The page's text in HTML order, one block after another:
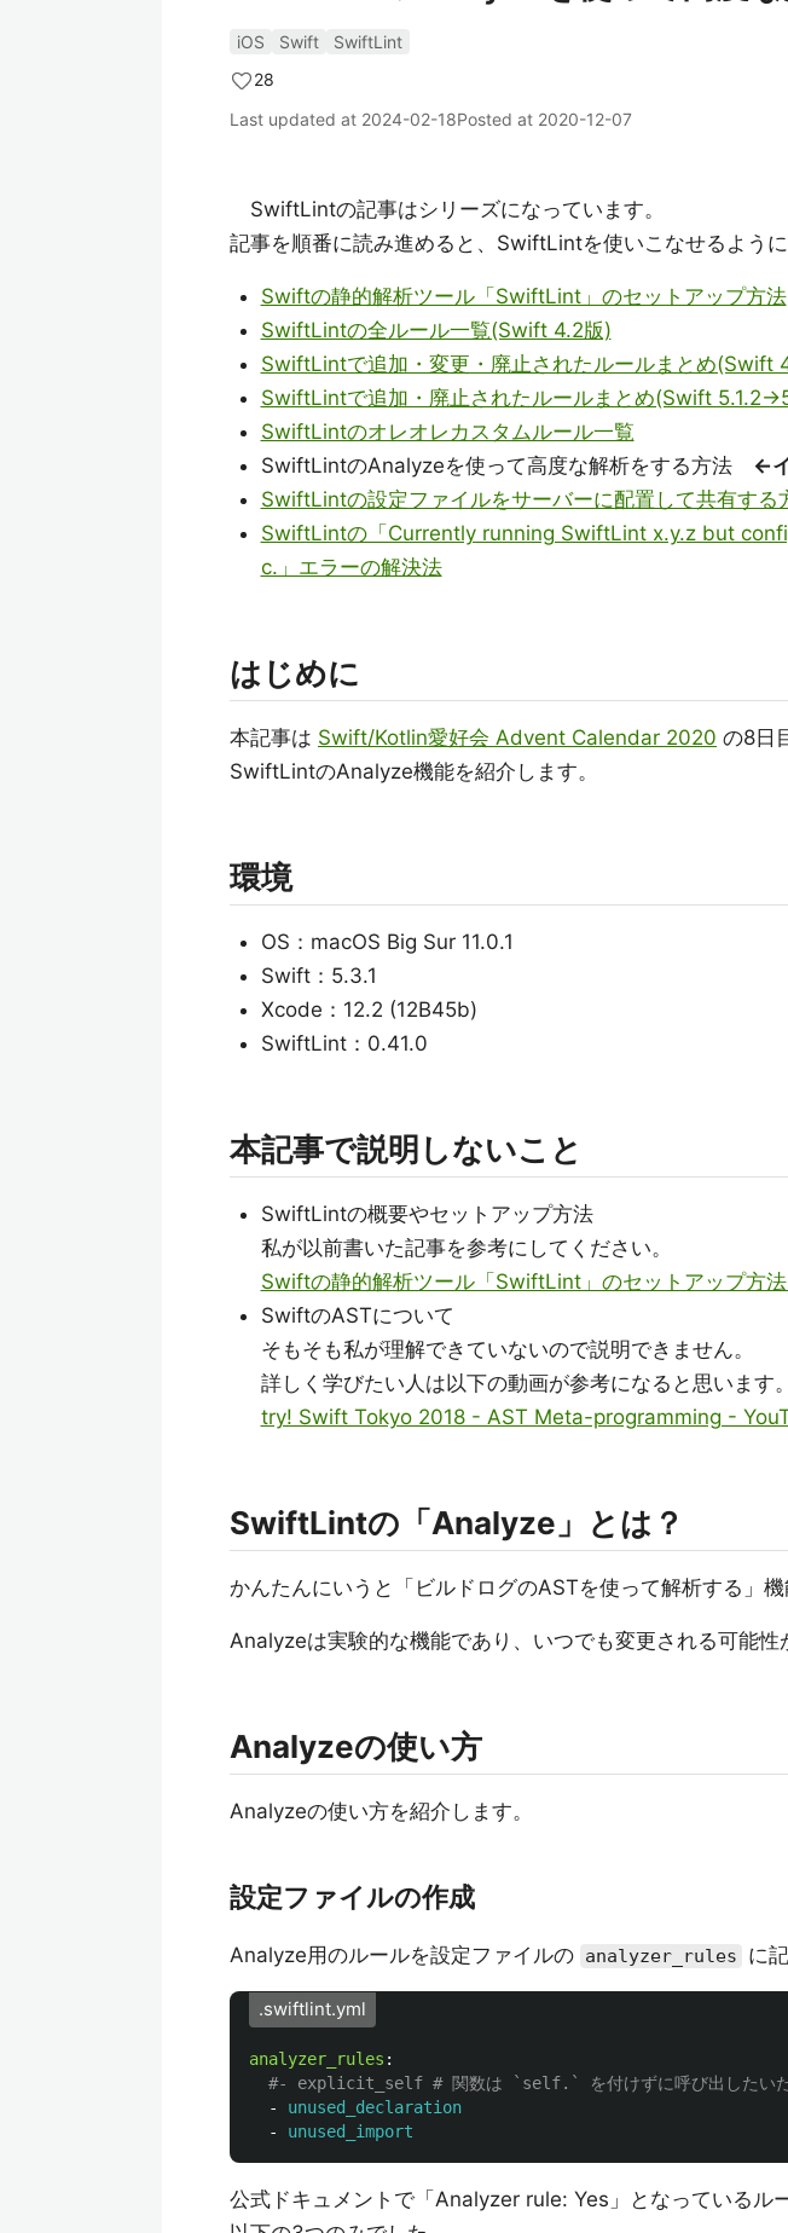
iOS Swift
SwiftLint
28
Last updated at 2024-02-18Posted at 2020-12-07
SwiftLintの記事はシリーズになっています。
記事を順番に読み進めると、SwiftLintを使いこなせるように
Swiftの静的解析ツール「SwiftLint」のセットアップ方法
SwiftLintの全ルール一覧(Swift 4.2版)
SwiftLintで追加・変更・廃止されたルールまとめ(Swift
SwiftLintで追加・廃止されたルールまとめ(Swift
SwiftLintのオレオレカスタムルール一覧
SwiftLintのAnalyzeを使って高度な解析をする方法 ←
SwiftLintの設定ファイルをサーバーに配置して共有する
SwiftLintの「Currently running SwiftLint x.y.z but
c.」エラーの解決法
はじめに
本記事は Swift/Kotlin愛好会 Advent Calendar 2020 の8日
SwiftLintのAnalyze機能を紹介します。
環境
OS：macOS Big Sur 11.0.1
Swift：5.3.1
Xcode：12.2 (12B45b)
SwiftLint：0.41.0
本記事で説明しないこと
SwiftLintの概要やセットアップ方法
私が以前書いた記事を参考にしてください。
Swiftの静的解析ツール「SwiftLint」のセットアップ方
SwiftのASTについて
そもそも私が理解できていないので説明できません。
詳しく学びたい人は以下の動画が参考になると思います。
try! Swift Tokyo 2018 - AST Meta-programming -
SwiftLintの「Analyze」とは？
かんたんにいうと「ビルドログのASTを使って解析する」機
Analyzeは実験的な機能であり、いつでも変更される可能性
Analyzeの使い方
Analyzeの使い方を紹介します。
設定ファイルの作成
Analyze用のルールを設定ファイルの analyzer_rules に
.swiftlint.yml
analyzer_rules :
#- explicit_self # 関数は `self.` を付けずに呼び出したい
-
unused_declaration
-
unused_import
公式ドキュメントで「Analyzer rule: Yes」となっているル